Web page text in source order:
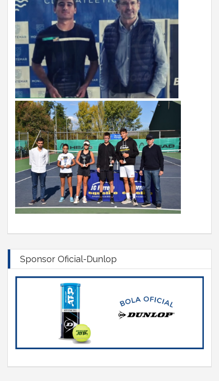
Sponsor Oficial-Dunlop